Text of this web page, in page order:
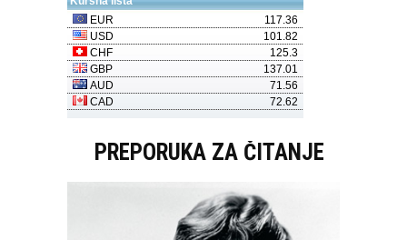
PREPORUKA ZA ČITANJE